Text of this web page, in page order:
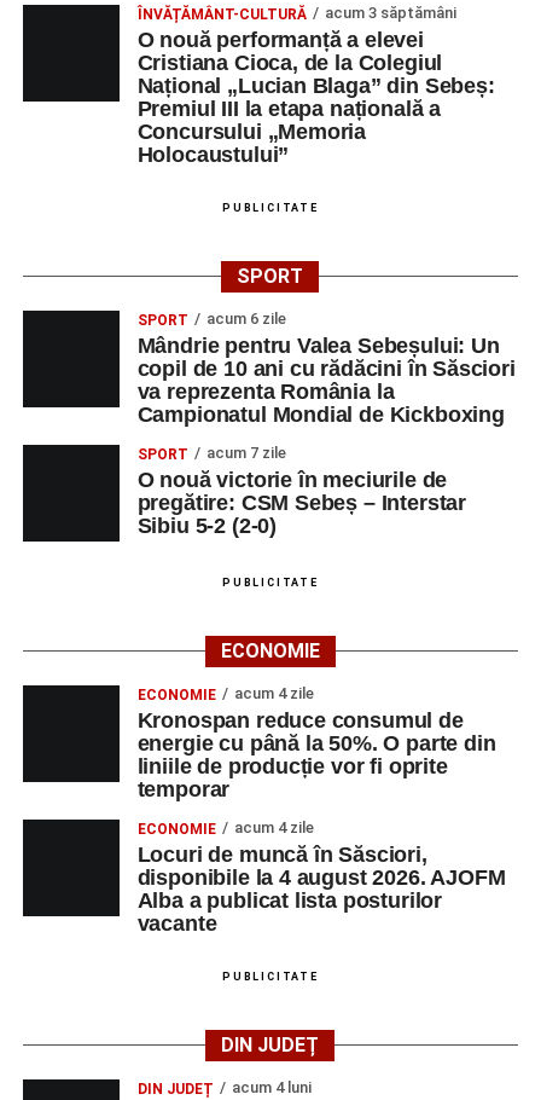
ÎNVĂȚĂMÂNT-CULTURĂ acum 3 săptămâni
O nouă performanță a elevei
Cristiana Cioca, de la Colegiul
Național „Lucian Blaga” din Sebeș:
Premiul III la etapa națională a
Concursului „Memoria
Holocaustului”
PUBLICITATE
SPORT
SPORT acum 6 zile
Mândrie pentru Valea Sebeșului: Un
copil de 10 ani cu rădăcini în Săsciori
va reprezenta România la
Campionatul Mondial de Kickboxing
SPORT acum 7 zile
O nouă victorie în meciurile de
pregătire: CSM Sebeș – Interstar
Sibiu 5-2 (2-0)
PUBLICITATE
ECONOMIE
ECONOMIE acum 4 zile
Kronospan reduce consumul de
energie cu până la 50%. O parte din
liniile de producție vor fi oprite
temporar
ECONOMIE acum 4 zile
Locuri de muncă în Săsciori,
disponibile la 4 august 2026. AJOFM
Alba a publicat lista posturilor
vacante
PUBLICITATE
DIN JUDEȚ
DIN JUDEȚ acum 4 luni